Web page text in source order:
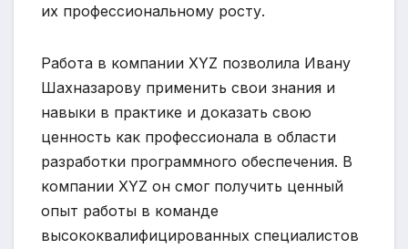
их профессиональному росту.
Работа в компании XYZ позволила Ивану
Шахназарову применить свои знания и
навыки в практике и доказать свою
ценность как профессионала в области
разработки программного обеспечения. В
компании XYZ он смог получить ценный
опыт работы в команде
высококвалифицированных специалистов